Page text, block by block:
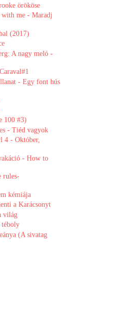
örököse
me - Maradj
(2017)
A nagy meló -
- Egy font hús
100 #3)
- Tiéd vagyok
4 - Október,
- How to
rules-
kémiája
a Karácsonyt
világ
téboly
(A sivatag